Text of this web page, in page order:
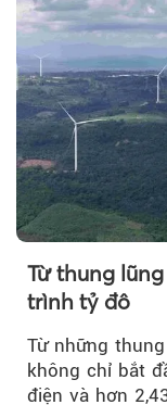
Từ thung
trình tỷ đô
Từ những
không chỉ bắt
điện và hơn